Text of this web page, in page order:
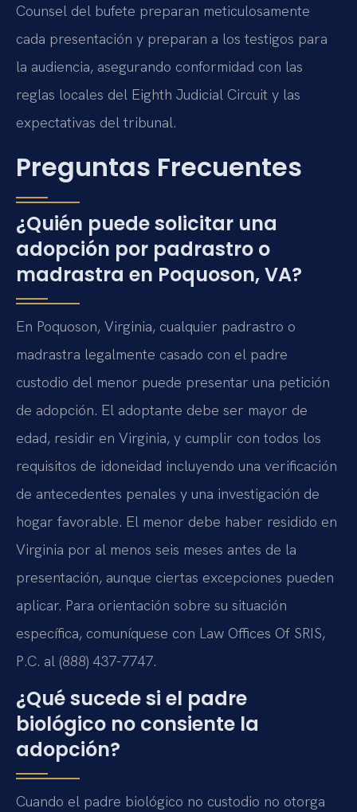
Counsel del bufete preparan meticulosamente
cada presentación y preparan a los testigos para
la audiencia, asegurando conformidad con las
reglas locales del Eighth Judicial Circuit y las
expectativas del tribunal.
Preguntas Frecuentes
¿Quién puede solicitar una
adopción por padrastro o
madrastra en Poquoson, VA?
En Poquoson, Virginia, cualquier padrastro o
madrastra legalmente casado con el padre
custodio del menor puede presentar una petición
de adopción. El adoptante debe ser mayor de
edad, residir en Virginia, y cumplir con todos los
requisitos de idoneidad incluyendo una verificación
de antecedentes penales y una investigación de
hogar favorable. El menor debe haber residido en
Virginia por al menos seis meses antes de la
presentación, aunque ciertas excepciones pueden
aplicar. Para orientación sobre su situación
específica, comuníquese con Law Offices Of SRIS,
P.C. al (888) 437-7747.
¿Qué sucede si el padre
biológico no consiente la
adopción?
Cuando el padre biológico no custodio no otorga